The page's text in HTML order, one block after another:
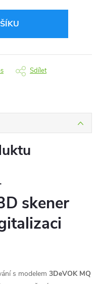
Sdílet
skener
s modelem 3DeVOK MQ